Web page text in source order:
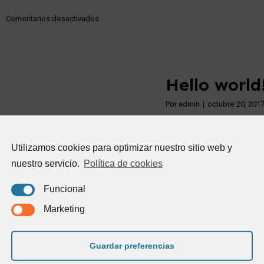
Utilizamos cookies para optimizar nuestro sitio web y
nuestro servicio. Política de cookies
Funcional
Marketing
Guardar preferencias
Comentarios desactivadosen
Hello
Por admin | octubre 20, 2017
Welcome to